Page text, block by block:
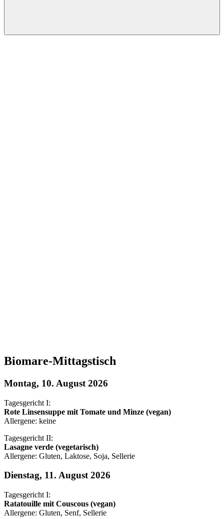
Biomare-Mittagstisch
Montag, 10. August 2026
Tagesgericht I:
Rote Linsensuppe mit Tomate und Minze (vegan)
Allergene: keine
Tagesgericht II:
Lasagne verde (vegetarisch)
Allergene: Gluten, Laktose, Soja, Sellerie
Dienstag, 11. August 2026
Tagesgericht I:
Ratatouille mit Couscous (vegan)
Allergene: Gluten, Senf, Sellerie